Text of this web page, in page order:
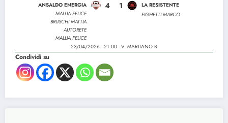
ANSALDO ENERGIA
MALLIA FELICE
BRUSCHI MATTIA
AUTORETE
MALLIA FELICE
4 1
LA RESISTENTE
FIGHETTI MARCO
23/04/2026 - 21:00 - V. MARITANO B
Condividi su